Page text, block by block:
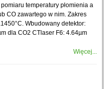
temperatury płomienia a
CO zawartego w nim. Zakres
Wbudowany detektor:
dla CO2 CTlaser F6: 4.64µm
Więcej...